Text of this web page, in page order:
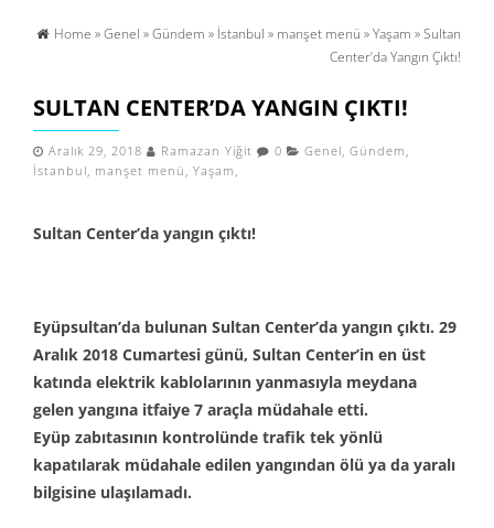
Home »Genel »Gündem » İstanbul » manşet menü »Yaşam » Sultan
Center’da Yangın Çıktı!
SULTAN CENTER’DA YANGIN ÇIKTI!
Aralık 29, 2018 Ramazan Yiğit 0 Genel, Gündem ,
İstanbul, manşet menü , Yaşam ,
Sultan Center’da yangın çıktı!
Eyüpsultan’da bulunan Sultan Center’da yangın çıktı. 29
Aralık 2018 Cumartesi günü, Sultan Center’in en üst
katında elektrik kablolarının yanmasıyla meydana
gelen yangına itfaiye 7 araçla müdahale etti.
Eyüp zabıtasının kontrolünde trafik tek yönlü
kapatılarak müdahale edilen yangından ölü ya da yaralı
bilgisine ulaşılamadı.